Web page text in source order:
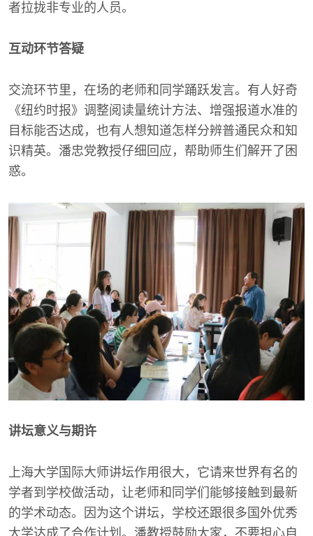
者拉拢非专业的人员。
互动环节答疑
交流环节里，在场的老师和同学踊跃发言。有人好奇
《纽约时报》调整阅读量统计方法、增强报道水准的
目标能否达成，也有人想知道怎样分辨普通民众和知
识精英。潘忠党教授仔细回应，帮助师生们解开了困
惑。
讲坛意义与期许
上海大学国际大师讲坛作用很大，它请来世界有名的
学者到学校做活动，让老师和同学们能够接触到最新
的学术动态。因为这个讲坛，学校还跟很多国外优秀
大学达成了合作计划。潘教授鼓励大家，不要担心自